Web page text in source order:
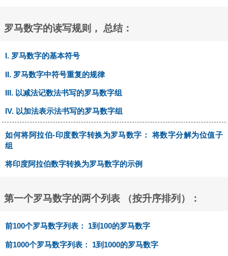
罗马数字的读写规则， 总结：
I. 罗马数字的基本符号
II. 罗马数字中符号重复的规律
III. 以减法记数法书写的罗马数字组
IV. 以加法表示法书写的罗马数字组
如何将阿拉伯-印度数字转换为罗马数字： 将数字分解为位值子
组
将印度阿拉伯数字转换为罗马数字的示例
第一个罗马数字的两个列表 （按升序排列）：
前100个罗马数字列表： 1到100的罗马数字
前1000个罗马数字列表： 1到1000的罗马数字